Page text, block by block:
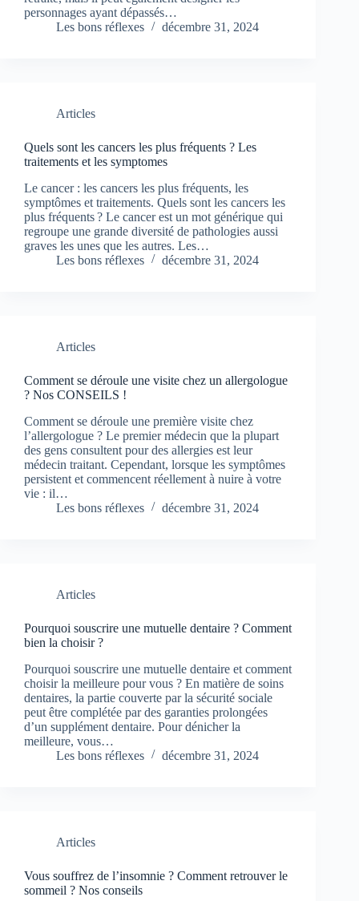
personnages ayant dépassés…
Les bons réflexes
décembre 31, 2024
Articles
Quels sont les cancers les plus fréquents ? Les
traitements et les symptomes
Le cancer : les cancers les plus fréquents, les
symptômes et traitements. Quels sont les cancers les
plus fréquents ? Le cancer est un mot générique qui
regroupe une grande diversité de pathologies aussi
graves les unes que les autres. Les…
Les bons réflexes
décembre 31, 2024
Articles
Comment se déroule une visite chez un allergologue
? Nos CONSEILS !
Comment se déroule une première visite chez
l’allergologue ? Le premier médecin que la plupart
des gens consultent pour des allergies est leur
médecin traitant. Cependant, lorsque les symptômes
persistent et commencent réellement à nuire à votre
vie : il…
Les bons réflexes
décembre 31, 2024
Articles
Pourquoi souscrire une mutuelle dentaire ? Comment
bien la choisir ?
Pourquoi souscrire une mutuelle dentaire et comment
choisir la meilleure pour vous ? En matière de soins
dentaires, la partie couverte par la sécurité sociale
peut être complétée par des garanties prolongées
d’un supplément dentaire. Pour dénicher la
meilleure, vous…
Les bons réflexes
décembre 31, 2024
Articles
Vous souffrez de l’insomnie ? Comment retrouver le
sommeil ? Nos conseils